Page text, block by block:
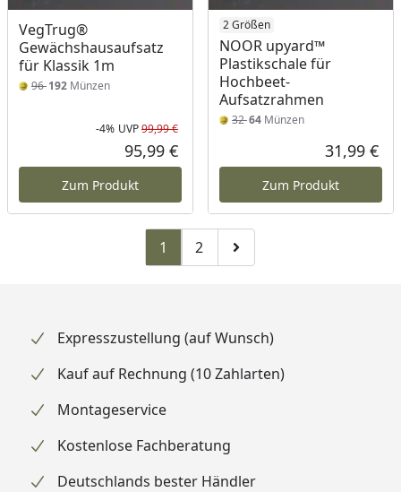
VegTrug®
Gewächshausaufsatz
für Klassik 1m
96192 Münzen
Rabatt in Prozent
-4%
Ursprünglicher Preis
UVP99,99 €
Aktueller Preis
95,99 €
Zum Produkt
2 Größen
NOOR upyard™
Plastikschale für
Hochbeet-
Aufsatzrahmen
3264Münzen
31,99 €
Zum Produkt
1 Zu Seite 2
2 Zur nächsten Seite
Expresszustellung (auf Wunsch)
Kauf auf Rechnung (10 Zahlarten)
Montageservice
Kostenlose Fachberatung
Deutschlands bester Händler